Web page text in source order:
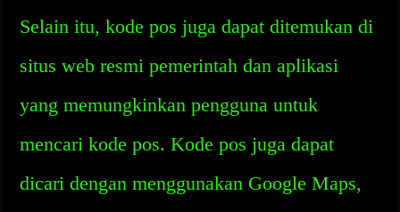
Selain itu, kode pos juga dapat ditemukan di
situs web resmi pemerintah dan aplikasi
yang memungkinkan pengguna untuk
mencari kode pos. Kode pos juga dapat
dicari dengan menggunakan Google Maps,